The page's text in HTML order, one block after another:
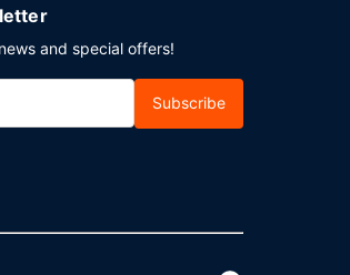
and special offers!
Subscribe